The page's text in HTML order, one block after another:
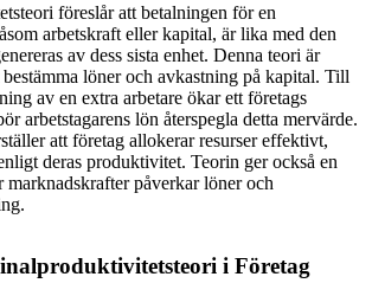
föreslår att betalningen för en
arbetskraft eller kapital, är lika med den
av dess sista enhet. Denna teori är
löner och avkastning på kapital. Till
av en extra arbetare ökar ett företags
arbetstagarens lön återspegla detta mervärde.
att företag allokerar resurser effektivt,
deras produktivitet. Teorin ger också en
marknadskrafter påverkar löner och
i Företag